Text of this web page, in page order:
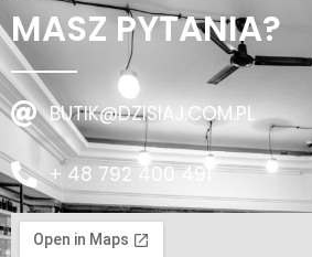
MASZ PYTANIA?
BUTIK@DZISIAJ.COM.PL
+ 48 792 400 491